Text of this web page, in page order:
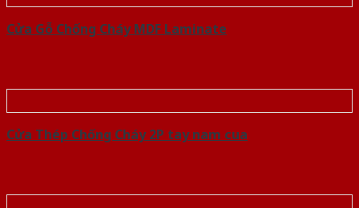
Cửa Gỗ Chống Cháy MDF Laminate
Cửa Thép Chống Cháy 2P tay nam cua